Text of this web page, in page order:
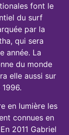
font le
du surf
par la
qui sera
année. La
du monde
elle aussi sur
en lumière les
connues en
2011 Gabriel